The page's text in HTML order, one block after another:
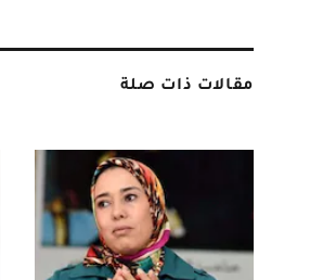
مقالات ذات صلة